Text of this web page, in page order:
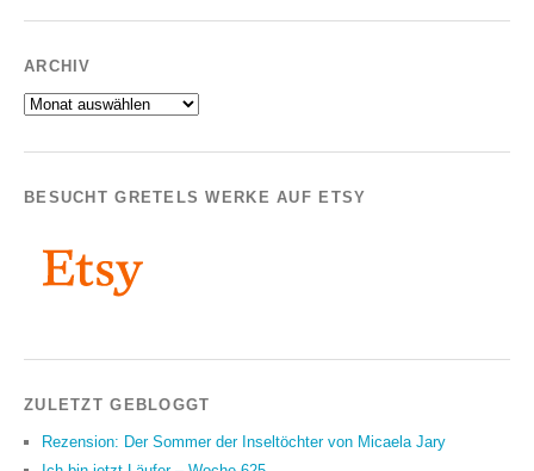
ARCHIV
Archiv
BESUCHT GRETELS WERKE AUF ETSY
ZULETZT GEBLOGGT
Rezension: Der Sommer der Inseltöchter von Micaela Jary